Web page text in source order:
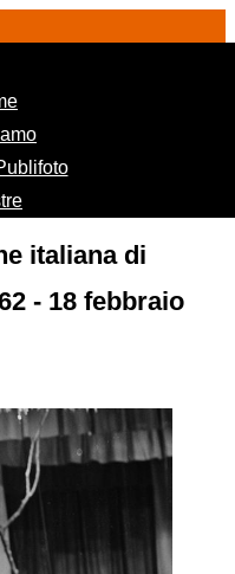
(current)
italiana di
- 18 febbraio